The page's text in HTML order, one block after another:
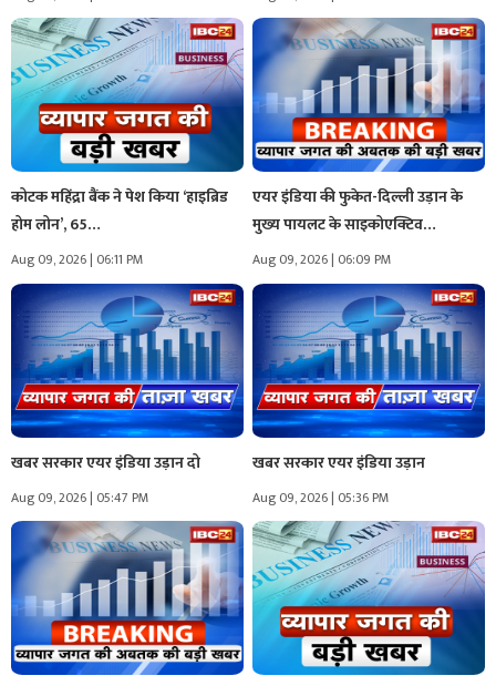
कोटक महिंद्रा बैंक ने पेश किया ‘हाइब्रिड
होम लोन’, 65…
Aug 09, 2026 | 06:11 PM
एयर इंडिया की फुकेत-दिल्ली उड़ान के
मुख्य पायलट के साइकोएक्टिव…
Aug 09, 2026 | 06:09 PM
खबर सरकार एयर इंडिया उड़ान दो
Aug 09, 2026 | 05:47 PM
खबर सरकार एयर इंडिया उड़ान
Aug 09, 2026 | 05:36 PM